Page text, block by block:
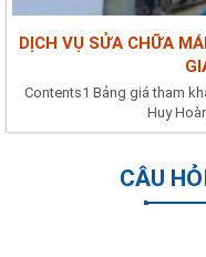
DỊCH VỤ SỬA CHỮA
Contents1 Bảng giá tham
Huy
CÂU